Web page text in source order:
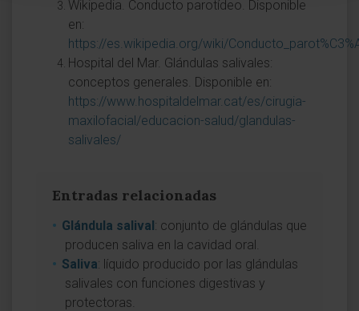
Wikipedia. Conducto parotídeo. Disponible
en:
https://es.wikipedia.org/wiki/
Hospital del Mar. Glándulas salivales:
conceptos generales. Disponible en:
https://www.hospitaldelmar.cat/es/cirugia-
maxilofacial/educacion-salud/glandulas-
salivales/
Entradas relacionadas
Glándula salival: conjunto de glándulas que
producen saliva en la cavidad oral.
Saliva: líquido producido por las glándulas
salivales con funciones digestivas y
protectoras.